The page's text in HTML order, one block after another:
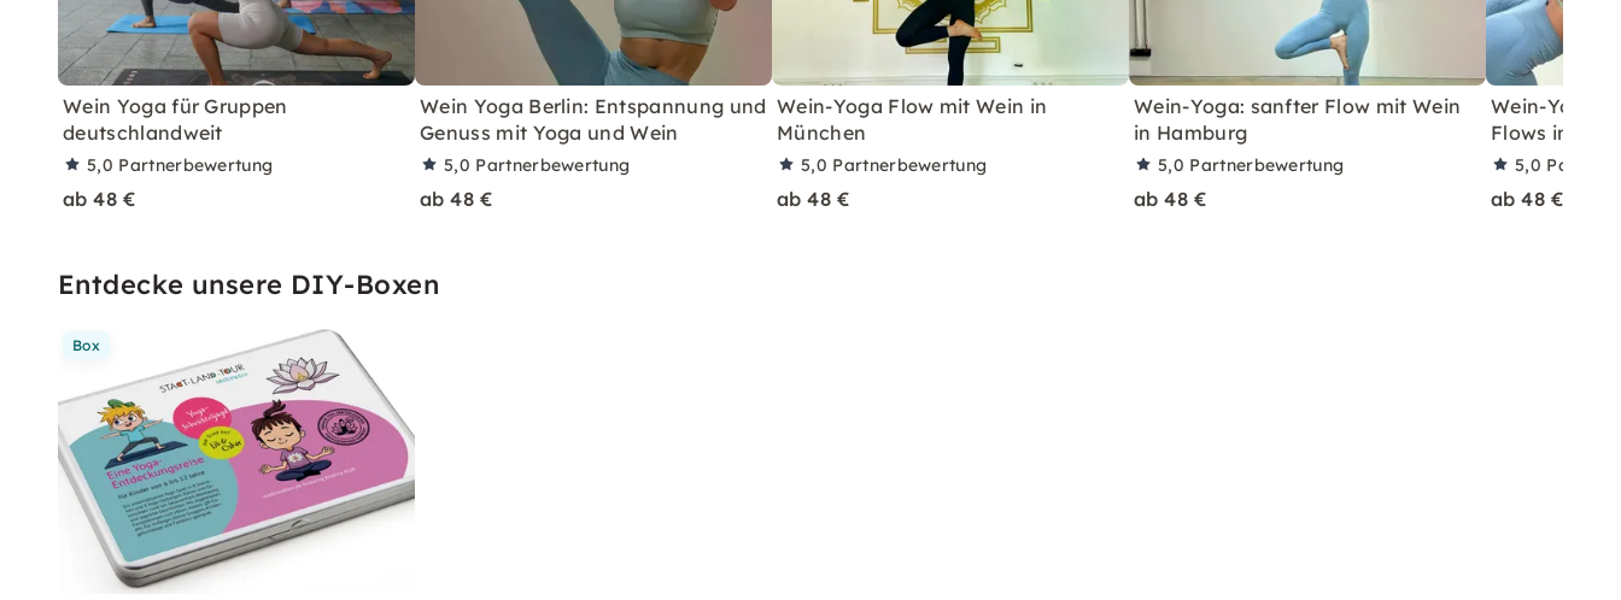
Wein Yoga für Gruppen
deutschlandweit
5,0 Partnerbewertung
ab 48 €
Wein Yoga Berlin: Entspannung und
Genuss mit Yoga und Wein
5,0 Partnerbewertung
ab 48 €
Wein-Yoga Flow mit Wein in
München
5,0 Partnerbewertung
ab 48 €
Wein-Yoga: sanfter Flow mit Wein
in Hamburg
5,0 Partnerbewertung
ab 48 €
Wein-Yoga
Flows in
5,0
ab 48 €
Entdecke unsere DIY-Boxen
Box